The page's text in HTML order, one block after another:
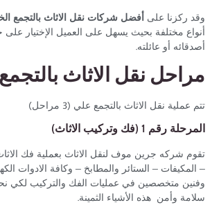
وقد ركزنا على أفضل شركات نقل الاثاث بالتجمع
أنواع مختلفة بحيث يسهل على العميل الإختيار
أصدقائه أو عائلته.
مراحل نقل الاثاث
تتم عملية نقل الاثاث بالتجمع علي (3 مراحل)
المرحلة رقم 1 (فك وتركيب الاثاث)
تقوم شركه جرين موف لنقل الاثاث بعملية فك
– المكيفات – الستائر والمطابخ – وكافة الادوات
وفنين متخصصين في عمليات الفك والتركيب لكي
سلامة وأمن هذه الأشياء الثمينة.